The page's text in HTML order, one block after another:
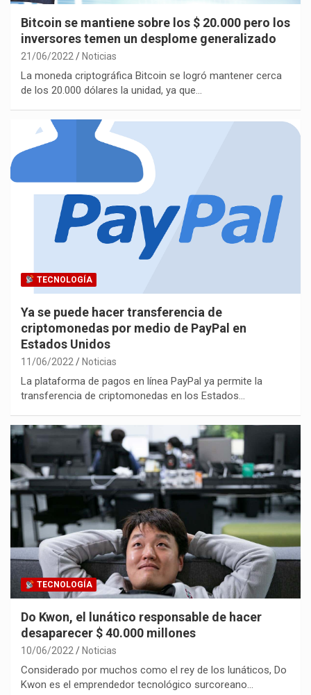
Bitcoin se mantiene sobre los $ 20.000 pero los
inversores temen un desplome generalizado
21/06/2022 Noticias
La moneda criptográfica Bitcoin se logró mantener cerca
de los 20.000 dólares la unidad, ya que…
TECNOLOGÍA
Ya se puede hacer transferencia de
criptomonedas por medio de PayPal en
Estados Unidos
11/06/2022 Noticias
La plataforma de pagos en línea PayPal ya permite la
transferencia de criptomonedas en los Estados…
TECNOLOGÍA
Do Kwon, el lunático responsable de hacer
desaparecer $ 40.000 millones
10/06/2022 Noticias
Considerado por muchos como el rey de los lunáticos, Do
Kwon es el emprendedor tecnológico surcoreano…